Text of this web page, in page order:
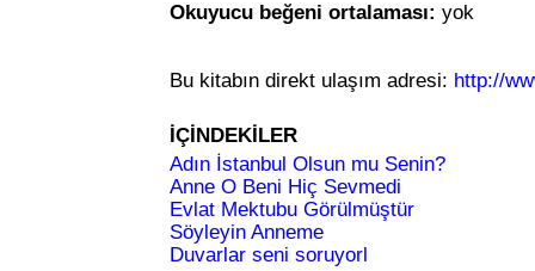
Okuyucu beğeni ortalaması: yok
Bu kitabın direkt ulaşım adresi: http://
İÇİNDEKİLER
Adın İstanbul Olsun mu Senin?
Anne O Beni Hiç Sevmedi
Evlat Mektubu Görülmüştür
Söyleyin Anneme
Duvarlar seni soruyorl